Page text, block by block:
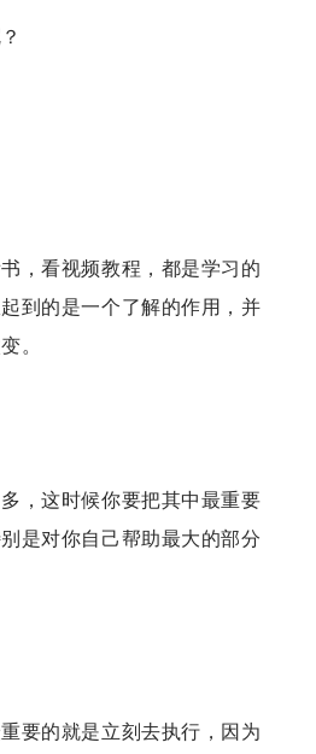
，看视频教程，都是学习的
到的是一个了解的作用，并
。
，这时候你要把其中最重要
是对你自己帮助最大的部分
要的就是立刻去执行，因为